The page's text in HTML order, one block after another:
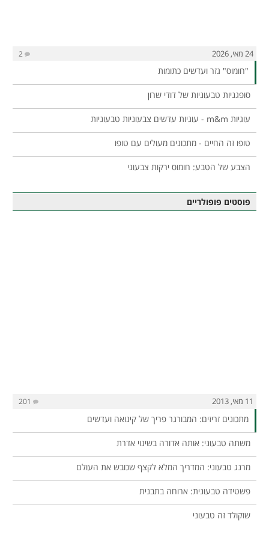
24 מאי, 2026 2
"חומוס" גזר ועדשים כתומות
סופגניות טבעוניות של דודי שרון
עוגיות m&m - עוגיות עדשים צבעוניות טבעוניות
טופו זה החיים - מתכונים מעולים עם טופו
הצבע של הטבע: חומוס ירקות צבעוני
פוסטים פופולריים
11 מאי, 2013 201
מתכונים זריזים: המבורגר פריך של קינואה ועדשים
משתה טבעוני: אותה אדורה בשינוי אדרת
מרנג טבעוני: המדריך המלא לקצף שכובש את העולם
פשטידה טבעונית: ארוחה בתבנית
שוקולד זה טבעוני